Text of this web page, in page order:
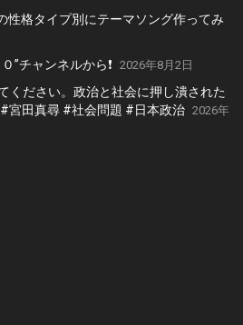
性格タイプ別にテーマソング作ってみ
”チャンネルから❗️ 2026年8月2日
ください。政治と社会に押し潰された
宮田真尋 #社会問題 #日本政治 2026年